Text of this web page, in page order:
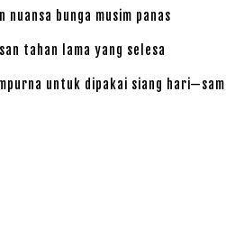
bunga musim panas
tahan lama yang selesa
untuk dipakai siang